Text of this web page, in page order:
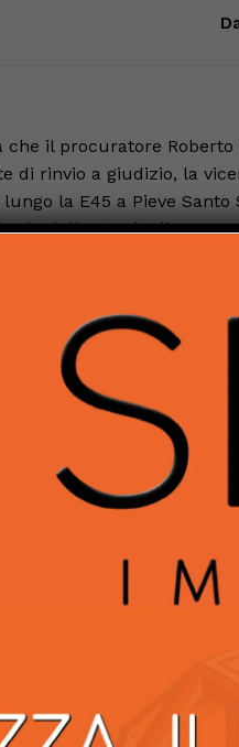
il procuratore
di rinvio a giudizio, la
la E45 a Pieve Santo
delle strade
legali. La
I reati contestati
persone fisiche e società
rimosse il materiale di
di analisi di
L’avviso di chiusura
della Forestale di
, non è l’unica
sicurezza dei
chiuso al traffico pesante
perizia del consulente
a rischio crollo. A giorni
baggioli e di sostituzione